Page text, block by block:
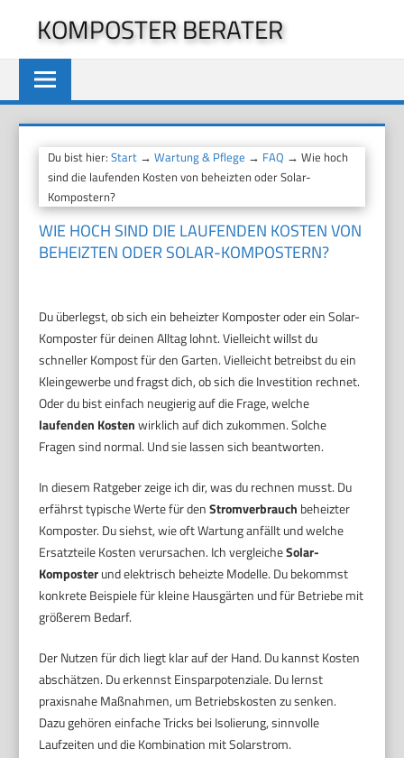
springen
KOMPOSTER BERATER
Du bist hier:Start →Wartung & Pflege → FAQ → Wie hoch
sind die laufenden Kosten von beheizten oder Solar-
Kompostern?
WIE HOCH SIND DIE LAUFENDEN KOSTEN VON
BEHEIZTEN ODER SOLAR-KOMPOSTERN?
Du überlegst, ob sich ein beheizter Komposter oder ein Solar-
Komposter für deinen Alltag lohnt. Vielleicht willst du
schneller Kompost für den Garten. Vielleicht betreibst du ein
Kleingewerbe und fragst dich, ob sich die Investition rechnet.
Oder du bist einfach neugierig auf die Frage, welche
laufenden Kostenwirklich auf dich zukommen. Solche
Fragen sind normal. Und sie lassen sich beantworten.
In diesem Ratgeber zeige ich dir, was du rechnen musst. Du
erfährst typische Werte für denStromverbrauch beheizter
Komposter. Du siehst, wie oft Wartung anfällt und welche
Ersatzteile Kosten verursachen. Ich vergleicheSolar-
Komposterund elektrisch beheizte Modelle. Du bekommst
konkrete Beispiele für kleine Hausgärten und für Betriebe mit
größerem Bedarf.
Der Nutzen für dich liegt klar auf der Hand. Du kannst Kosten
abschätzen. Du erkennst Einsparpotenziale. Du lernst
praxisnahe Maßnahmen, um Betriebskosten zu senken.
Dazu gehören einfache Tricks bei Isolierung, sinnvolle
Laufzeiten und die Kombination mit Solarstrom.